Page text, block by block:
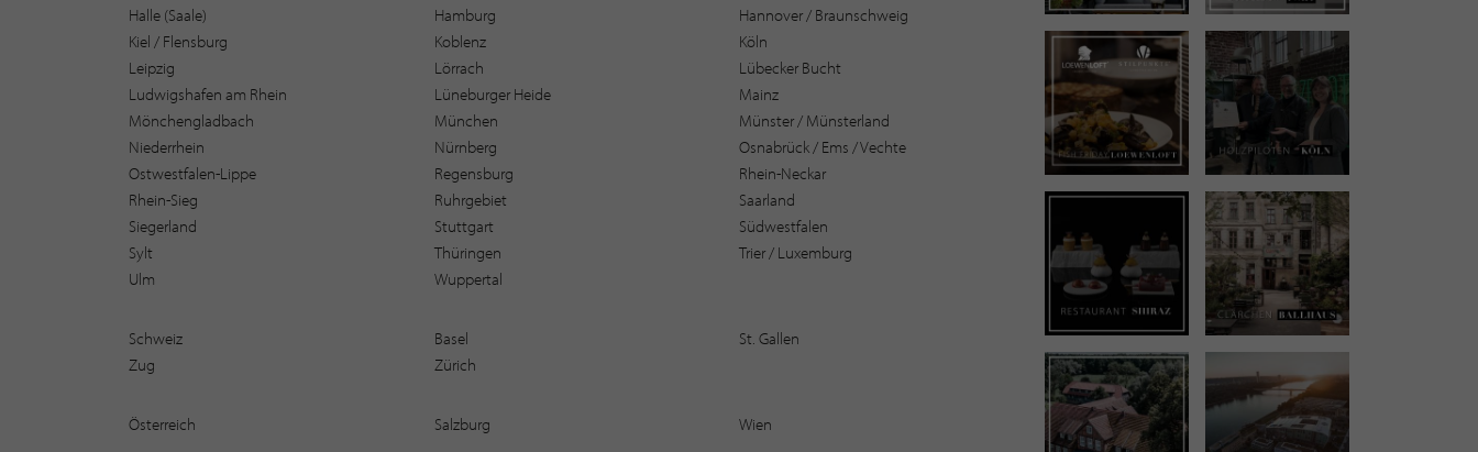
Halle (Saale)
Hamburg
Hannover / Braunschweig
Kiel / Flensburg
Koblenz
Köln
Leipzig
Lörrach
Lübecker Bucht
Ludwigshafen am Rhein
Lüneburger Heide
Mainz
Mönchengladbach
München
Münster / Münsterland
Niederrhein
Nürnberg
Osnabrück / Ems / Vechte
Ostwestfalen-Lippe
Regensburg
Rhein-Neckar
Rhein-Sieg
Ruhrgebiet
Saarland
Siegerland
Stuttgart
Südwestfalen
Sylt
Thüringen
Trier / Luxemburg
Ulm
Wuppertal
Schweiz Basel
St. Gallen
Zug
Zürich
Österreich Salzburg Wien